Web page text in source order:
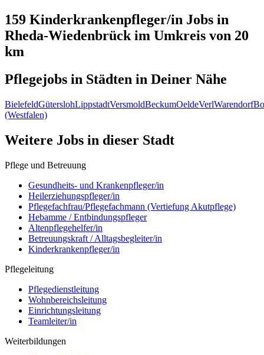
159 Kinderkrankenpfleger/in Jobs in
Rheda-Wiedenbrück im Umkreis von 20
km
Pflegejobs in Städten in Deiner Nähe
BielefeldGüterslohLippstadtVersmoldBeckumOeldeVerlWarendorf
(Westfalen)
Weitere Jobs in dieser Stadt
Pflege und Betreuung
Gesundheits- und Krankenpfleger/in
Heilerziehungspfleger/in
Pflegefachfrau/Pflegefachmann (Vertiefung Akutpflege)
Hebamme / Entbindungspfleger
Altenpflegehelfer/in
Betreuungskraft / Alltagsbegleiter/in
Kinderkrankenpfleger/in
Pflegeleitung
Pflegedienstleitung
Wohnbereichsleitung
Einrichtungsleitung
Teamleiter/in
Weiterbildungen